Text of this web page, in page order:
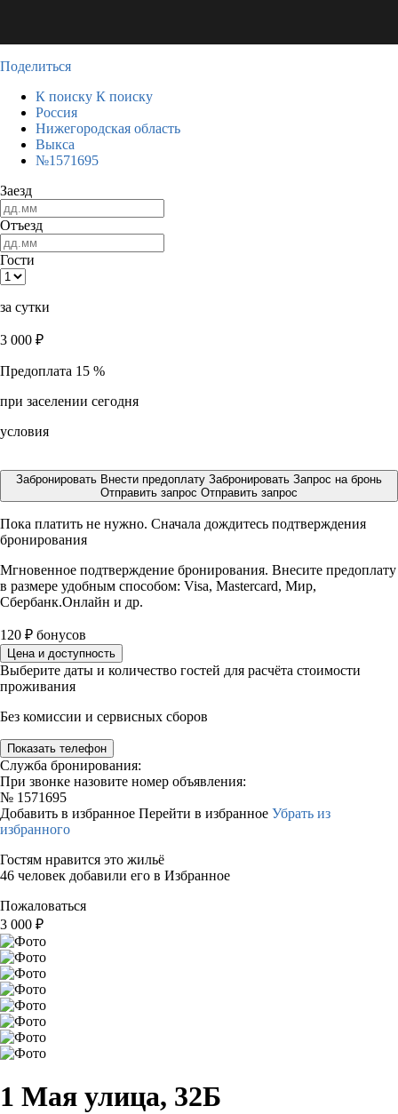
Поделиться
К поиску К поиску
Россия
Нижегородская область
Выкса
№1571695
Заезд
Отъезд
Гости
за сутки
3 000 ₽
Предоплата 15 %
при заселении сегодня
условия
Забронировать Внести предоплату Забронировать Запрос на бронь
Отправить запрос Отправить запрос
Пока платить не нужно. Сначала дождитесь подтверждения
бронирования
Мгновенное подтверждение бронирования. Внесите предоплату
в размере удобным способом: Visa, Mastercard, Мир,
Сбербанк.Онлайн и др.
120 ₽ бонусов
Цена и доступность
Выберите даты и количество гостей для расчёта стоимости
проживания
Без комиссии и сервисных сборов
Показать телефон
Служба бронирования:
При звонке назовите номер объявления:
№ 1571695
Добавить в избранное Перейти в избранное Убрать из
избранного
Гостям нравится это жильё
46 человек добавили его в Избранное
Пожаловаться
3 000 ₽
1 Мая улица, 32Б